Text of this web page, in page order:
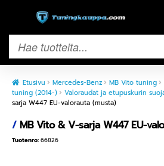
Etusivu Mercedes-Benz MB Vito tuning
tuning (2014-)
Valoraudat ja etupuskurin
sarja W447 EU-valorauta (musta)
/MB Vito & V-sarja W447 EU-
Tuotenro: 66826